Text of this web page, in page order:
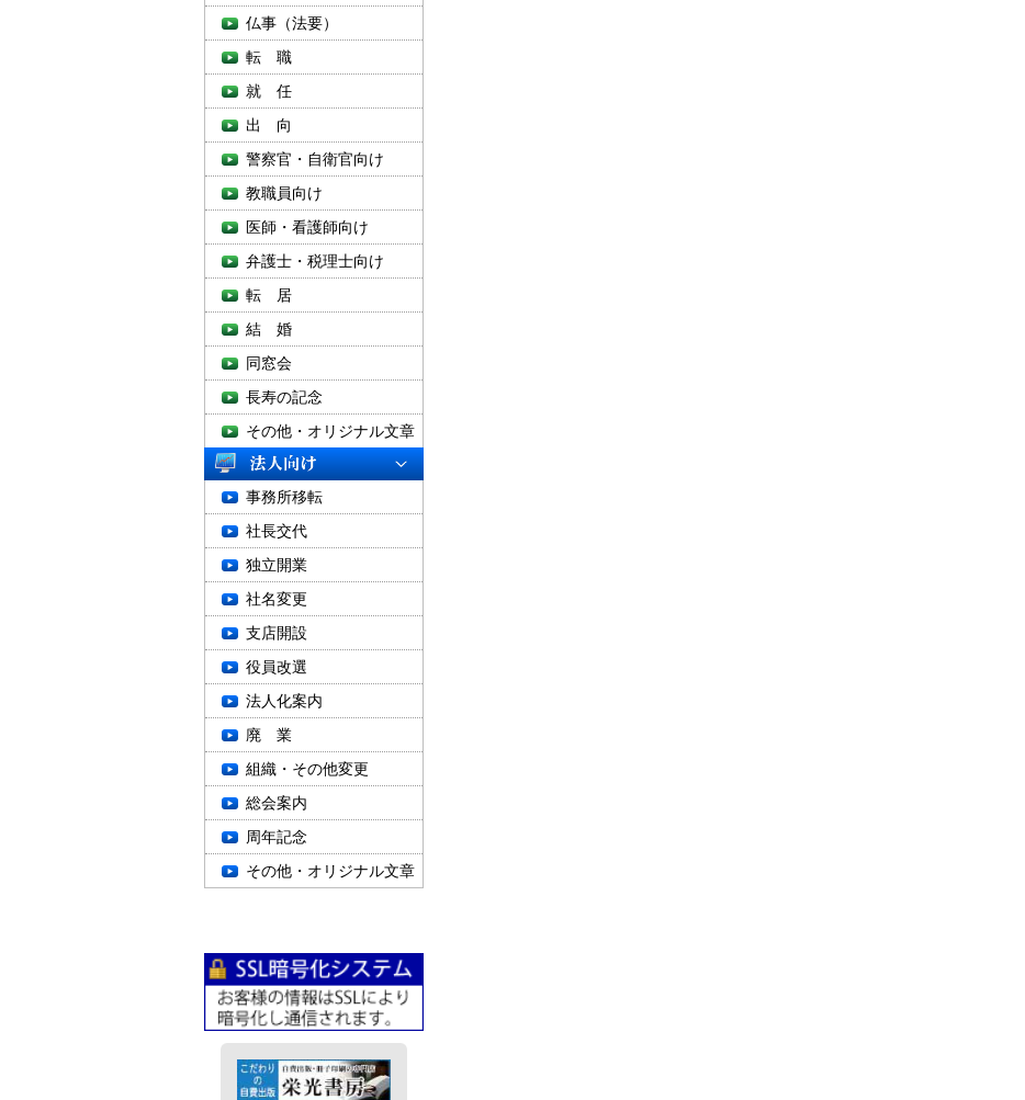
仏事（法要）
転 職
就 任
出 向
警察官・自衛官向け
教職員向け
医師・看護師向け
弁護士・税理士向け
転 居
結 婚
同窓会
長寿の記念
その他・オリジナル文章
事務所移転
社長交代
独立開業
社名変更
支店開設
役員改選
法人化案内
廃 業
組織・その他変更
総会案内
周年記念
その他・オリジナル文章